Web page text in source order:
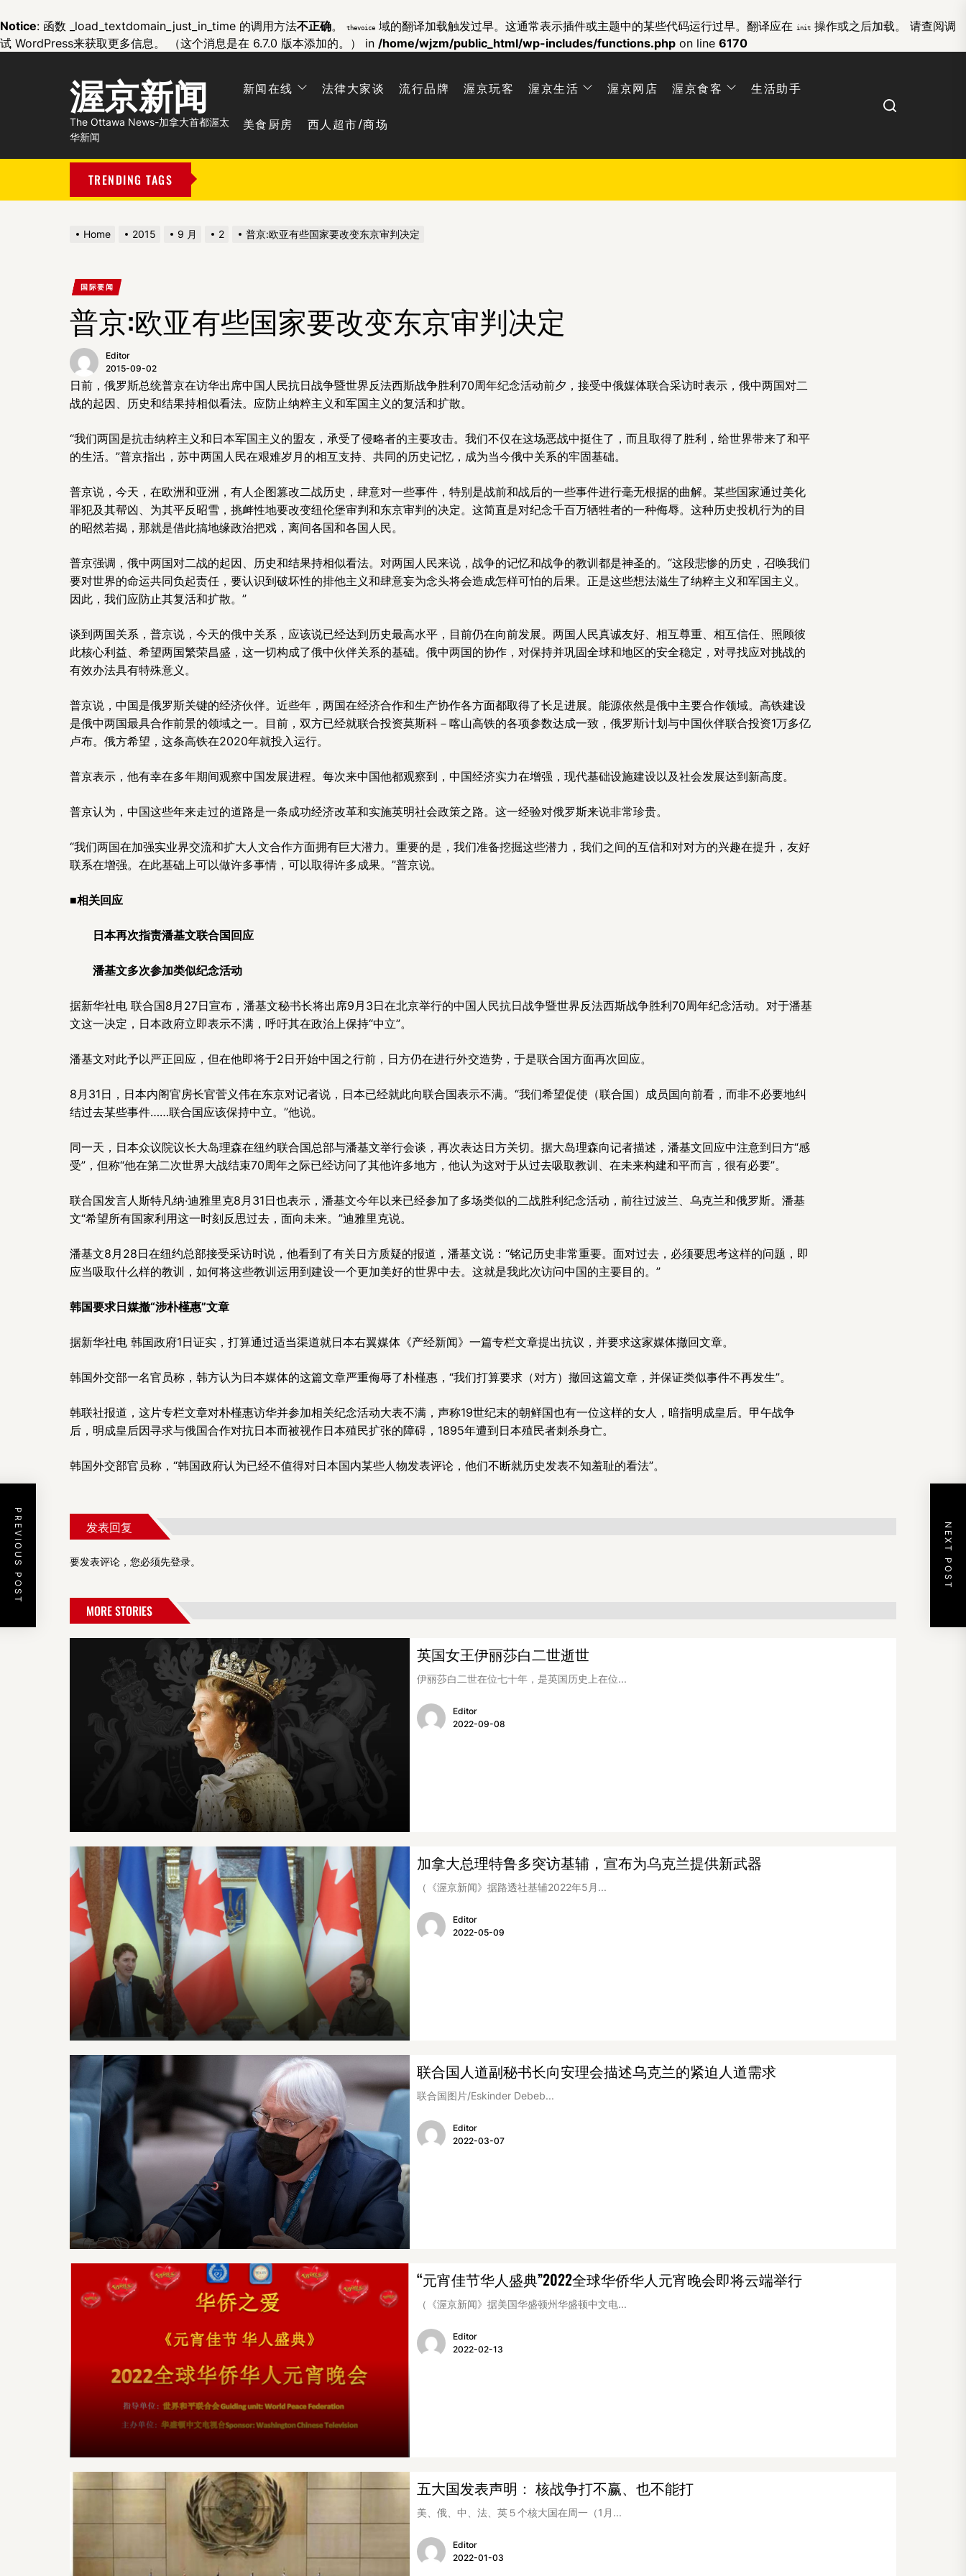
Notice: 函数 _load_textdomain_just_in_time 的调用方法不正确。 thevoice 域的翻译加载触发过早。这通常表示插件或主题中的某些代码运行过早。翻译应在 init 操作或之后加载。 请查阅调
试 WordPress来获取更多信息。 （这个消息是在 6.7.0 版本添加的。） in /home/wjzm/public_html/wp-includes/functions.php on line 6170
渥京新闻
The Ottawa News-加拿大首都渥太
华新闻
新闻在线 法律大家谈 流行品牌 渥京玩客 渥京生活 渥京网店 渥京食客 生活助手
美食厨房 西人超市/商场
Search
TRENDING TAGS
Home 2015 9 月 2 普京:欧亚有些国家要改变东京审判决定
国际要闻
普京:欧亚有些国家要改变东京审判决定
Editor
2015-09-02
日前，俄罗斯总统普京在访华出席中国人民抗日战争暨世界反法西斯战争胜利70周年纪念活动前夕，接受中俄媒体联合采访时表示，俄中两国对二
战的起因、历史和结果持相似看法。应防止纳粹主义和军国主义的复活和扩散。
“我们两国是抗击纳粹主义和日本军国主义的盟友，承受了侵略者的主要攻击。我们不仅在这场恶战中挺住了，而且取得了胜利，给世界带来了和平
的生活。”普京指出，苏中两国人民在艰难岁月的相互支持、共同的历史记忆，成为当今俄中关系的牢固基础。
普京说，今天，在欧洲和亚洲，有人企图篡改二战历史，肆意对一些事件，特别是战前和战后的一些事件进行毫无根据的曲解。某些国家通过美化
罪犯及其帮凶、为其平反昭雪，挑衅性地要改变纽伦堡审判和东京审判的决定。这简直是对纪念千百万牺牲者的一种侮辱。这种历史投机行为的目
的昭然若揭，那就是借此搞地缘政治把戏，离间各国和各国人民。
普京强调，俄中两国对二战的起因、历史和结果持相似看法。对两国人民来说，战争的记忆和战争的教训都是神圣的。“这段悲惨的历史，召唤我们
要对世界的命运共同负起责任，要认识到破坏性的排他主义和肆意妄为念头将会造成怎样可怕的后果。正是这些想法滋生了纳粹主义和军国主义。
因此，我们应防止其复活和扩散。”
谈到两国关系，普京说，今天的俄中关系，应该说已经达到历史最高水平，目前仍在向前发展。两国人民真诚友好、相互尊重、相互信任、照顾彼
此核心利益、希望两国繁荣昌盛，这一切构成了俄中伙伴关系的基础。俄中两国的协作，对保持并巩固全球和地区的安全稳定，对寻找应对挑战的
有效办法具有特殊意义。
普京说，中国是俄罗斯关键的经济伙伴。近些年，两国在经济合作和生产协作各方面都取得了长足进展。能源依然是俄中主要合作领域。高铁建设
是俄中两国最具合作前景的领域之一。目前，双方已经就联合投资莫斯科－喀山高铁的各项参数达成一致，俄罗斯计划与中国伙伴联合投资1万多亿
卢布。俄方希望，这条高铁在2020年就投入运行。
普京表示，他有幸在多年期间观察中国发展进程。每次来中国他都观察到，中国经济实力在增强，现代基础设施建设以及社会发展达到新高度。
普京认为，中国这些年来走过的道路是一条成功经济改革和实施英明社会政策之路。这一经验对俄罗斯来说非常珍贵。
“我们两国在加强实业界交流和扩大人文合作方面拥有巨大潜力。重要的是，我们准备挖掘这些潜力，我们之间的互信和对对方的兴趣在提升，友好
联系在增强。在此基础上可以做许多事情，可以取得许多成果。”普京说。
■相关回应
日本再次指责潘基文联合国回应
潘基文多次参加类似纪念活动
据新华社电 联合国8月27日宣布，潘基文秘书长将出席9月3日在北京举行的中国人民抗日战争暨世界反法西斯战争胜利70周年纪念活动。对于潘基
文这一决定，日本政府立即表示不满，呼吁其在政治上保持“中立”。
潘基文对此予以严正回应，但在他即将于2日开始中国之行前，日方仍在进行外交造势，于是联合国方面再次回应。
8月31日，日本内阁官房长官菅义伟在东京对记者说，日本已经就此向联合国表示不满。“我们希望促使（联合国）成员国向前看，而非不必要地纠
结过去某些事件……联合国应该保持中立。”他说。
同一天，日本众议院议长大岛理森在纽约联合国总部与潘基文举行会谈，再次表达日方关切。据大岛理森向记者描述，潘基文回应中注意到日方“感
受”，但称“他在第二次世界大战结束70周年之际已经访问了其他许多地方，他认为这对于从过去吸取教训、在未来构建和平而言，很有必要”。
联合国发言人斯特凡纳·迪雅里克8月31日也表示，潘基文今年以来已经参加了多场类似的二战胜利纪念活动，前往过波兰、乌克兰和俄罗斯。潘基
文“希望所有国家利用这一时刻反思过去，面向未来。”迪雅里克说。
潘基文8月28日在纽约总部接受采访时说，他看到了有关日方质疑的报道，潘基文说：“铭记历史非常重要。面对过去，必须要思考这样的问题，即
应当吸取什么样的教训，如何将这些教训运用到建设一个更加美好的世界中去。这就是我此次访问中国的主要目的。”
韩国要求日媒撤“涉朴槿惠”文章
据新华社电 韩国政府1日证实，打算通过适当渠道就日本右翼媒体《产经新闻》一篇专栏文章提出抗议，并要求这家媒体撤回文章。
韩国外交部一名官员称，韩方认为日本媒体的这篇文章严重侮辱了朴槿惠，“我们打算要求（对方）撤回这篇文章，并保证类似事件不再发生”。
韩联社报道，这片专栏文章对朴槿惠访华并参加相关纪念活动大表不满，声称19世纪末的朝鲜国也有一位这样的女人，暗指明成皇后。甲午战争
后，明成皇后因寻求与俄国合作对抗日本而被视作日本殖民扩张的障碍，1895年遭到日本殖民者刺杀身亡。
韩国外交部官员称，“韩国政府认为已经不值得对日本国内某些人物发表评论，他们不断就历史发表不知羞耻的看法”。
发表回复
要发表评论，您必须先登录。
PREVIOUS POST NEXT POST
MORE STORIES
英国女王伊丽莎白二世逝世
伊丽莎白二世在位七十年，是英国历史上在位...
Editor
2022-09-08
加拿大总理特鲁多突访基辅，宣布为乌克兰提供新武器
（《渥京新闻》据路透社基辅2022年5月...
Editor
2022-05-09
联合国人道副秘书长向安理会描述乌克兰的紧迫人道需求
联合国图片/Eskinder Debeb...
Editor
2022-03-07
“元宵佳节华人盛典”2022全球华侨华人元宵晚会即将云端举行
（《渥京新闻》据美国华盛顿州华盛顿中文电...
Editor
2022-02-13
五大国发表声明： 核战争打不赢、也不能打
美、俄、中、法、英５个核大国在周一（1月...
Editor
2022-01-03